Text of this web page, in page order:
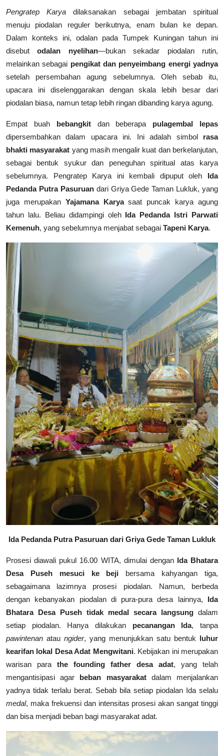
Pengratep Karya dilaksanakan sebagai jembatan spiritual
menuju piodalan reguler berikutnya, enam bulan ke depan.
Dalam konteks ini, odalan pada Tumpek Kuningan tahun ini
disebutodalan nyelihan—bukan sekadar piodalan rutin,
melainkan sebagai pengikat dan penyeimbang energi yadnya
setelah persembahan agung sebelumnya. Oleh sebab itu,
upacara ini diselenggarakan dengan skala lebih besar dari
piodalan biasa, namun tetap lebih ringan dibanding karya agung.
Empat buah bebangkitdan beberapa pulagembal lepas
dipersembahkan dalam upacara ini. Ini adalah simbol rasa
bhakti masyarakat yang masih mengalir kuat dan berkelanjutan,
sebagai bentuk syukur dan peneguhan spiritual atas karya
sebelumnya. Pengratep Karya ini kembali dipuput oleh Ida
Pedanda Putra Pasuruandari Griya Gede Taman Lukluk, yang
juga merupakan Yajamana Karyasaat puncak karya agung
tahun lalu. Beliau didampingi oleh Ida Pedanda Istri Parwati
Kemenuh, yang sebelumnya menjabat sebagai Tapeni Karya.
Ida Pedanda Putra Pasuruan dari Griya Gede Taman Lukluk
Prosesi diawali pukul 16.00 WITA, dimulai dengan Ida Bhatara
Desa Puseh mesuci ke beji bersama kahyangan tiga,
sebagaimana lazimnya prosesi piodalan. Namun, berbeda
dengan kebanyakan piodalan di pura-pura desa lainnya, Ida
Bhatara Desa Puseh tidak medal secara langsung dalam
setiap piodalan. Hanya dilakukan pecanangan Ida, tanpa
pawintenan atau ngider, yang menunjukkan satu bentuk luhur
kearifan lokal Desa Adat Mengwitani. Kebijakan ini merupakan
warisan para the founding father desa adat, yang telah
mengantisipasi agar beban masyarakatdalam menjalankan
yadnya tidak terlalu berat. Sebab bila setiap piodalan Ida selalu
medal, maka frekuensi dan intensitas prosesi akan sangat tinggi
dan bisa menjadi beban bagi masyarakat adat.